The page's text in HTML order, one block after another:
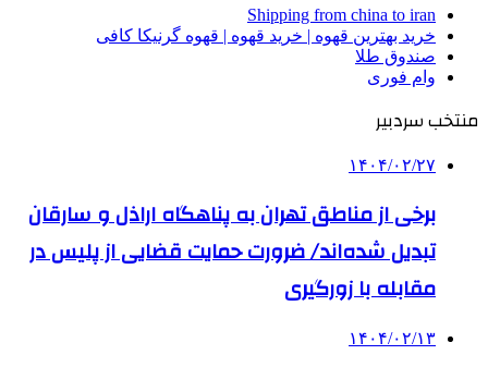
Shipping from china to iran
خرید بهترین قهوه | خرید قهوه | قهوه گرنیکا کافی
صندوق طلا
وام فوری
منتخب سردبیر
۱۴۰۴/۰۲/۲۷
برخی از مناطق تهران به پناهگاه اراذل و سارقان
تبدیل شده‌اند/ ضرورت حمایت قضایی از پلیس در
مقابله با زورگیری
۱۴۰۴/۰۲/۱۳